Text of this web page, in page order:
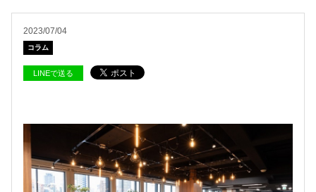
2023/07/04
コラム
LINEで送る